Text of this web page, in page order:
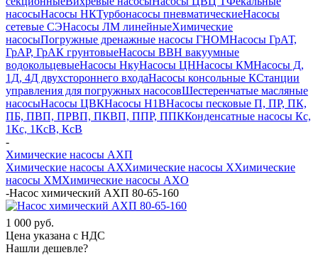
насосыНасосы НКТурбонасосы пневматическиеНасосы
сетевые СЭНасосы ЛМ линейныеХимические
насосыПогружные дренажные насосы ГНОМНасосы ГрАТ,
ГрАР, ГрАК грунтовыеНасосы ВВН вакуумные
водокольцевыеНасосы НкуНасосы ЦННасосы КМНасосы Д,
1Д, 4Д двухстороннего входаНасосы консольные КСтанции
управления для погружных насосовШестеренчатые масляные
насосыНасосы ЦВКНасосы Н1ВНасосы песковые П, ПР, ПК,
ПБ, ПВП, ПРВП, ПКВП, ППР, ППККонденсатные насосы Кс,
1Кс, 1КсВ, КсВ
-
Химические насосы АХП
Химические насосы AXХимические насосы XХимические
насосы XМХимические насосы AXО
-Насос химический АХП 80-65-160
1 000 руб.
Цена указана с НДС
Нашли дешевле?